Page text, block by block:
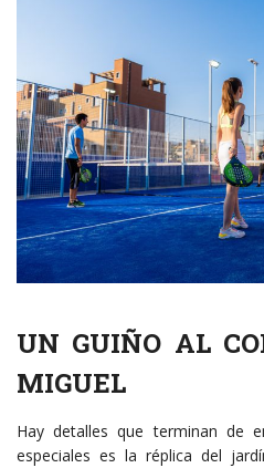
UN GUIÑO AL
MIGUEL
Hay detalles que terminan de
especiales es la réplica del